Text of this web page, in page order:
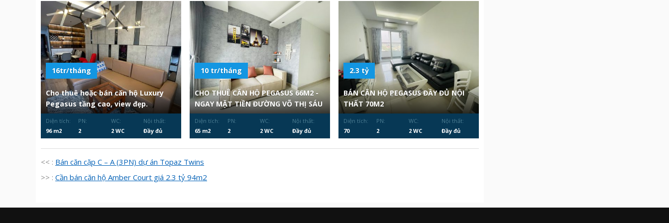
16tr/tháng
Cho thuê hoặc bán căn hộ Luxury
Pegasus tầng cao, view đẹp.
Diện tích:
96 m2
PN:
2
WC:
2 WC
Nội thất:
Đầy đủ
10 tr/tháng
CHO THUÊ CĂN HỘ PEGASUS 66M2 -
NGAY MẶT TIỀN ĐƯỜNG VÕ THỊ SÁU
Diện tích:
65 m2
PN:
2
WC:
2 WC
Nội thất:
Đầy đủ
2.3 tỷ
BÁN CĂN HỘ PEGASUS ĐẦY ĐỦ NỘI
THẤT 70M2
Diện tích:
70
PN:
2
WC:
2 WC
Nội thất:
Đầy đủ
<< : Bán căn cặp C – A (3PN) dự án Topaz Twins
>> : Cần bán căn hộ Amber Court giá 2.3 tỷ 94m2